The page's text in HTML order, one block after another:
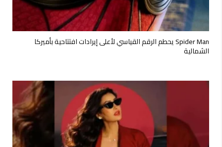
Spider Man يحطم الرقم القياسي لأعلى إيرادات افتتاحية بأميركا
الشمالية